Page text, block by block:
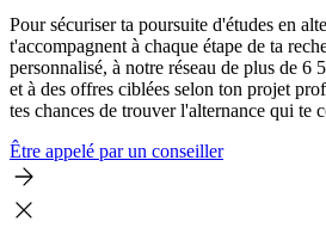
Pour sécuriser ta poursuite d'études en
t'accompagnent à chaque étape de ta
personnalisé, à notre réseau de plus de 6
et à des offres ciblées selon ton projet
tes chances de trouver l'alternance qui te
Être appelé par un conseiller